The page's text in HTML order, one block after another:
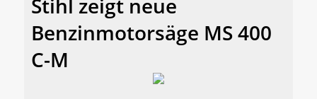
Stihl zeigt neue
Benzinmotorsäge MS 400
C-M